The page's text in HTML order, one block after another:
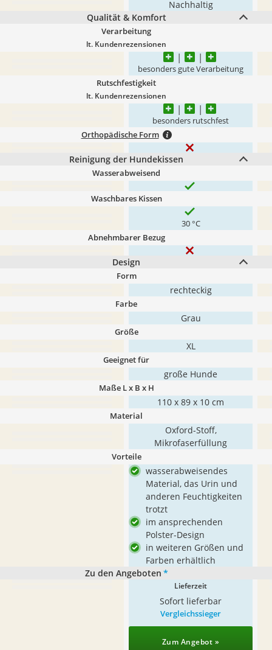
Nachhaltig
Qualität & Komfort
Verarbeitung
lt. Kundenrezensionen
besonders gute Verarbeitung
Rutschfestigkeit
lt. Kundenrezensionen
besonders rutschfest
Orthopädische Form
Reinigung der Hundekissen
Wasserabweisend
Waschbares Kissen
30 °C
Abnehmbarer Bezug
Design
Form
rechteckig
Farbe
Grau
Größe
XL
Geeignet für
große Hunde
Maße L x B x H
110 x 89 x 10 cm
Material
Oxford-Stoff,
Mikrofaserfüllung
Vorteile
wasserabweisendes
Material, das Urin und
anderen Feuchtigkeiten
trotzt
im ansprechenden
Polster-Design
in weiteren Größen und
Farben erhältlich
Zu den Angeboten *
Lieferzeit
Sofort lieferbar
Vergleichssieger
Zum Angebot »